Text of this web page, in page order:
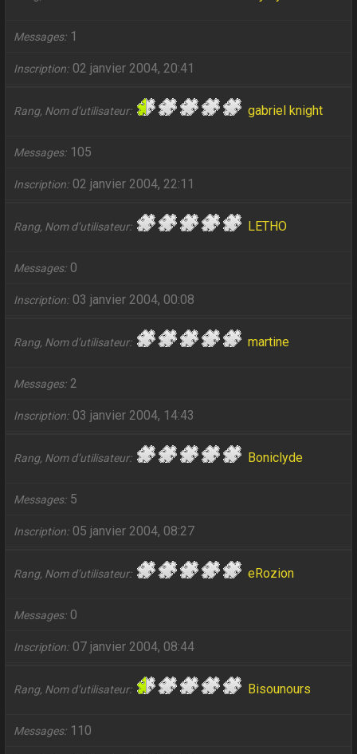
Messages 1
Inscription 02 janvier 2004, 20:41
Rang, Nom d’utilisateur gabriel knight
Messages 105
Inscription 02 janvier 2004, 22:11
Rang, Nom d’utilisateur LETHO
Messages 0
Inscription 03 janvier 2004, 00:08
Rang, Nom d’utilisateur martine
Messages 2
Inscription 03 janvier 2004, 14:43
Rang, Nom d’utilisateur Boniclyde
Messages 5
Inscription 05 janvier 2004, 08:27
Rang, Nom d’utilisateur eRozion
Messages 0
Inscription 07 janvier 2004, 08:44
Rang, Nom d’utilisateur Bisounours
Messages 110